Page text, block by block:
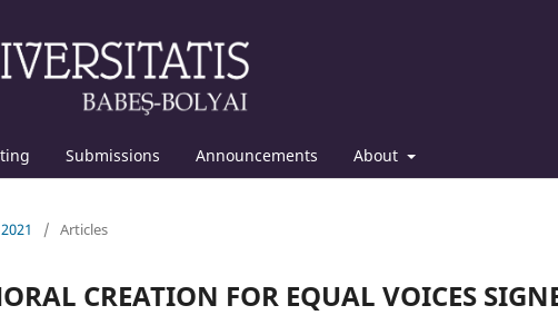
Submissions Announcements About
/ Articles
CREATION FOR EQUAL VOICES